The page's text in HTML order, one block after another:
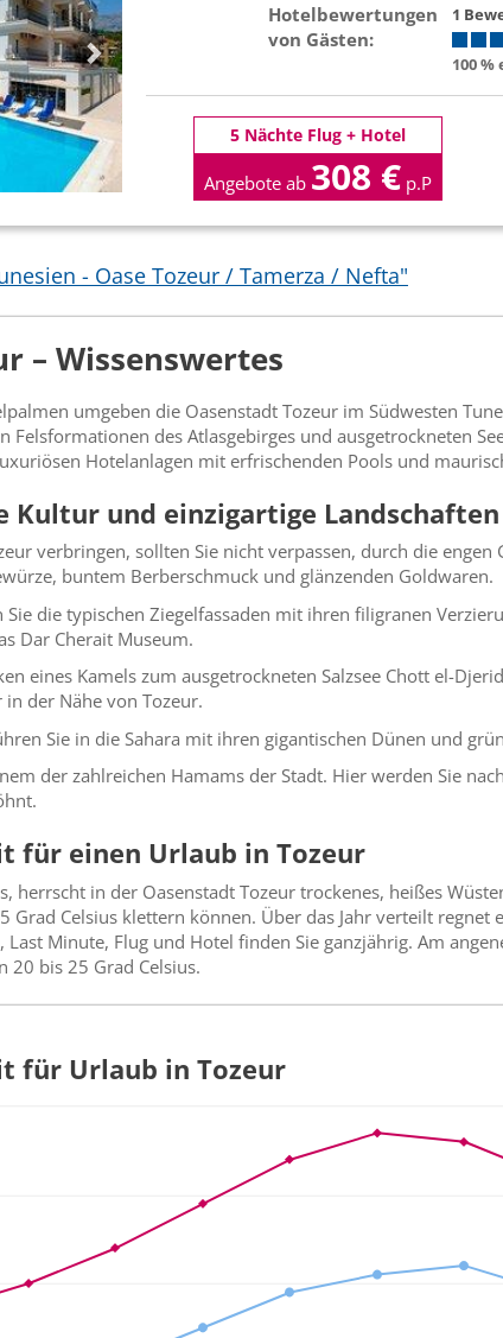
Hotelbewertungen
von Gästen:
1
100
5 Nächte Flug + Hotel
Angebote ab 308 € p.P
- Oase Tozeur / Tamerza / Nefta"
– Wissenswertes
umgeben die Oasenstadt Tozeur im Südwesten
Felsformationen des Atlasgebirges und ausgetrockneten
Hotelanlagen mit erfrischenden Pools und
Kultur und einzigartige Landschaften
verbringen, sollten Sie nicht verpassen, durch die
buntem Berberschmuck und glänzenden Goldwaren.
Sie die typischen Ziegelfassaden mit ihren filigranen
Dar Cherait Museum.
eines Kamels zum ausgetrockneten Salzsee Chott el-
der Nähe von Tozeur.
Sie in die Sahara mit ihren gigantischen Dünen und
der zahlreichen Hamams der Stadt. Hier werden Sie
für einen Urlaub in Tozeur
herrscht in der Oasenstadt Tozeur trockenes, heißes
Celsius klettern können. Über das Jahr verteilt regnet
Last Minute, Flug und Hotel finden Sie ganzjährig. Am
20 bis 25 Grad Celsius.
für Urlaub in Tozeur